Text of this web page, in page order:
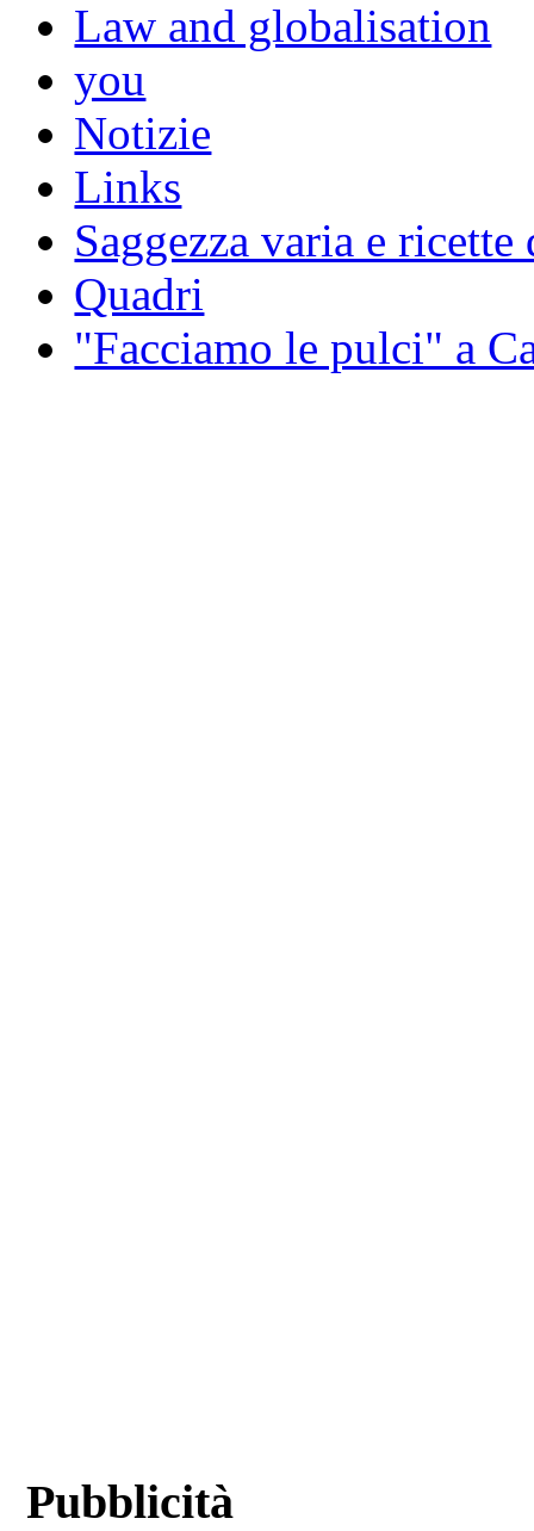
Law and globalisation
you
Notizie
Links
Saggezza varia e
Quadri
"Facciamo le pulci" a
Pubblicità